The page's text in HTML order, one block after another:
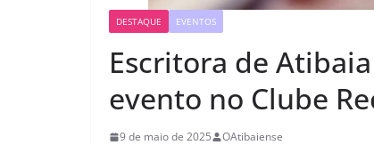
DESTAQUE EVENTOS
Escritora de
evento no Clube
9 de maio de 2025 OAtibaiense